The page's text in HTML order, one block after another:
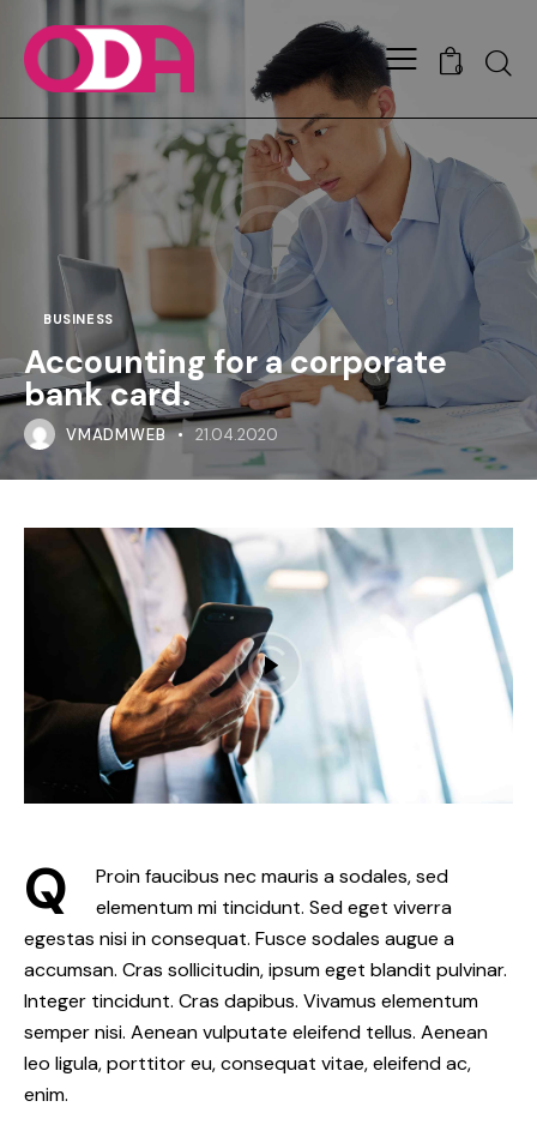
0
BUSINESS
Accounting for a corporate
bank card.
VMADMWEB 21.04.2020
Q
Proin faucibus nec mauris a sodales, sed
elementum mi tincidunt. Sed eget viverra
egestas nisi in consequat. Fusce sodales augue a
accumsan. Cras sollicitudin, ipsum eget blandit pulvinar.
Integer tincidunt. Cras dapibus. Vivamus elementum
semper nisi. Aenean vulputate eleifend tellus. Aenean
leo ligula, porttitor eu, consequat vitae, eleifend ac,
enim.